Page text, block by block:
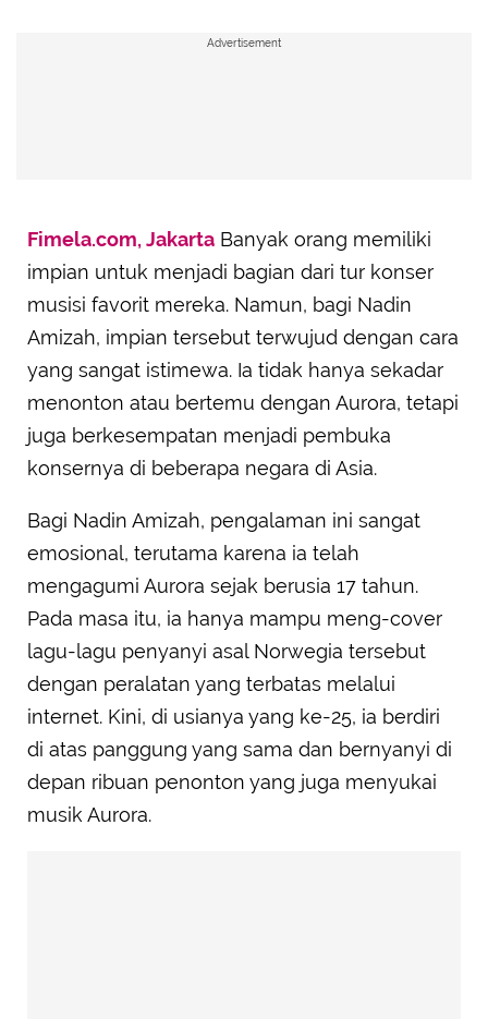
Advertisement
Fimela.com, Jakarta Banyak orang memiliki
impian untuk menjadi bagian dari tur konser
musisi favorit mereka. Namun, bagi Nadin
Amizah, impian tersebut terwujud dengan cara
yang sangat istimewa. Ia tidak hanya sekadar
menonton atau bertemu dengan Aurora, tetapi
juga berkesempatan menjadi pembuka
konsernya di beberapa negara di Asia.
Bagi Nadin Amizah, pengalaman ini sangat
emosional, terutama karena ia telah
mengagumi Aurora sejak berusia 17 tahun.
Pada masa itu, ia hanya mampu meng-cover
lagu-lagu penyanyi asal Norwegia tersebut
dengan peralatan yang terbatas melalui
internet. Kini, di usianya yang ke-25, ia berdiri
di atas panggung yang sama dan bernyanyi di
depan ribuan penonton yang juga menyukai
musik Aurora.